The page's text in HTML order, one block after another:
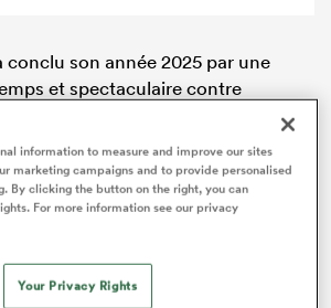
conclu son année 2025 par une
et spectaculaire contre
Nicolas
Bielle-Biarrey. Après la défaite
du monde sud-africains (17-32)
les Fidji (34-21), les hommes de
cinq défaites, un bilan embelli par
Tournoi desSix Nations
information to measure and improve our sites
marketing campaigns and to provide personalised
By clicking the button on the right, you can
For more information see our privacy
Your Privacy Rights